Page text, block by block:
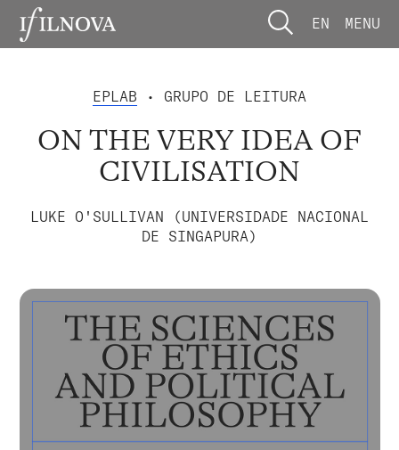
EN MENU
EPLAB • GRUPO DE LEITURA
ON THE VERY IDEA OF
CIVILISATION
LUKE O'SULLIVAN (UNIVERSIDADE NACIONAL
DE SINGAPURA)